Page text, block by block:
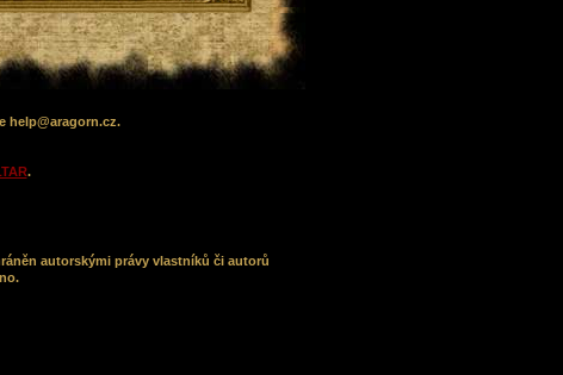
help@aragorn.cz.
.
autorskými právy vlastníků či autorů